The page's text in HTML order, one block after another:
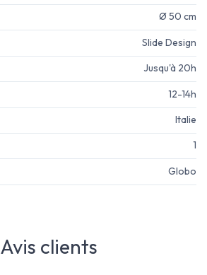
Ø 50 cm
Slide Design
Jusqu'à 20h
12-14h
Italie
1
Globo
Avis clients